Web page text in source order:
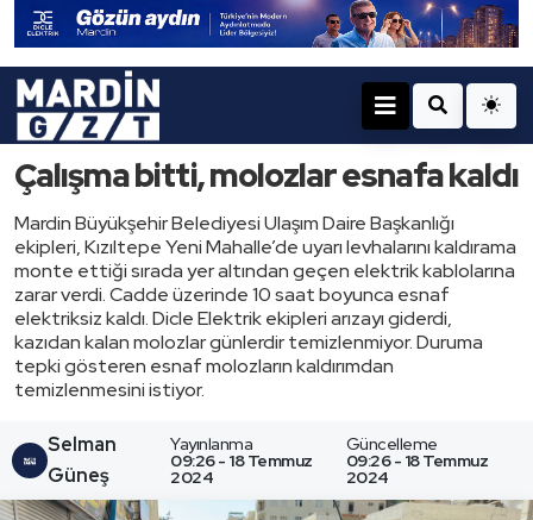
Çalışma bitti, molozlar esnafa kaldı
Mardin Büyükşehir Belediyesi Ulaşım Daire Başkanlığı
ekipleri, Kızıltepe Yeni Mahalle’de uyarı levhalarını kaldırama
monte ettiği sırada yer altından geçen elektrik kablolarına
zarar verdi. Cadde üzerinde 10 saat boyunca esnaf
elektriksiz kaldı. Dicle Elektrik ekipleri arızayı giderdi,
kazıdan kalan molozlar günlerdir temizlenmiyor. Duruma
tepki gösteren esnaf molozların kaldırımdan
temizlenmesini istiyor.
Selman
Güneş
Yayınlanma
09:26 - 18 Temmuz
2024
Güncelleme
09:26 - 18 Temmuz
2024